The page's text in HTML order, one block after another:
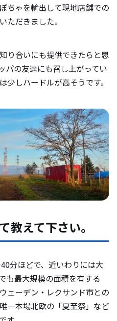
ちゃを輸出して現地店舗での
ただきました。
り合いにも提供できたらと思
パの友達にも召し上がってい
少しハードルが高そうです。
教えて下さい。
分ほどで、近いわりには大
も最大規模の面積を有する
ェーデン・レクサンド市との
一本場北欧の「夏至祭」など